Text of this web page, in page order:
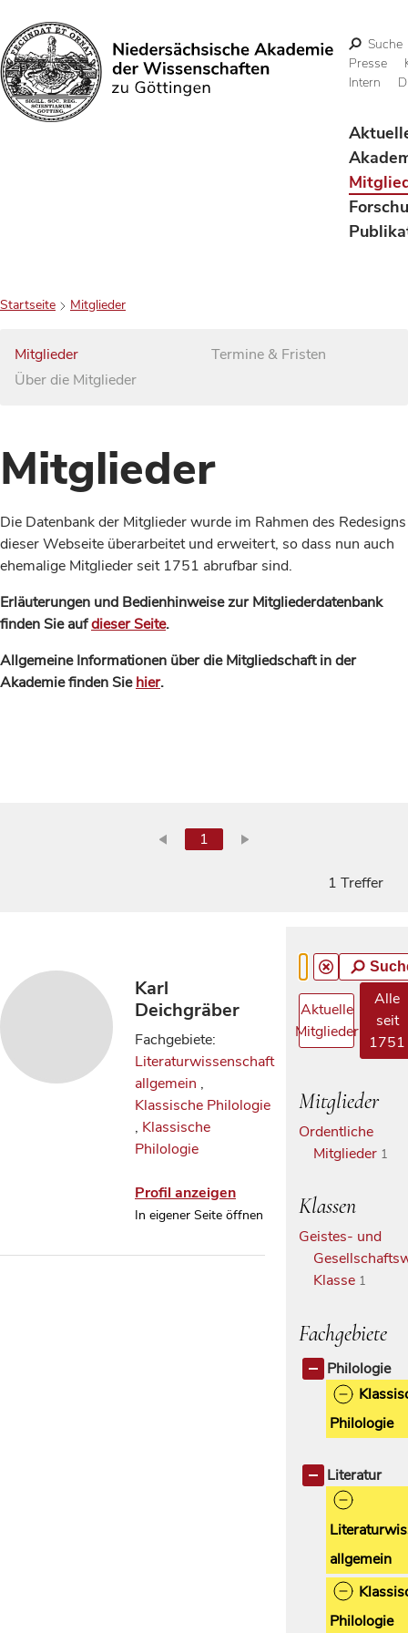
Suchen
Suche
Presse
Intern
Startseite Mitglieder
Mitglieder
Über die Mitglieder
Termine & Fristen
Mitglieder
Die Datenbank der Mitglieder wurde im Rahmen des Redesigns
dieser Webseite überarbeitet und erweitert, so dass nun auch
ehemalige Mitglieder seit 1751 abrufbar sind.
Erläuterungen und Bedienhinweise zur Mitgliederdatenbank
finden Sie aufdieser Seite.
Allgemeine Informationen über die Mitgliedschaft in der
Akademie finden Siehier.
1
1 Treffer
Karl
Deichgräber
Fachgebiete:
Literaturwissenschaft
allgemein ,
Klassische Philologie
, Klassische
Philologie
Profil anzeigen
In eigener Seite öffnen
Aktuelle
Mitglieder
Alle
seit
1751
Mitglieder
Ordentliche
Mitglieder 1
Klassen
Geistes- und
Klasse 1
Fachgebiete
Philologie
Philologie
Literatur
allgemein
Philologie